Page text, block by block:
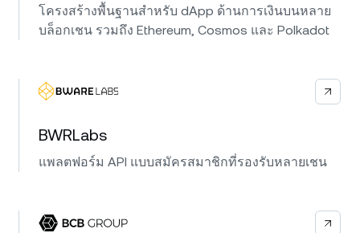
โครงสร้างพื้นฐานสำหรับ dApp ด้านการเงินบนหลาย
บล็อกเชน รวมถึง Ethereum, Cosmos และ Polkadot
BWRLabs
แพลตฟอร์ม API แบบสมัครสมาชิกที่รองรับหลายเชน